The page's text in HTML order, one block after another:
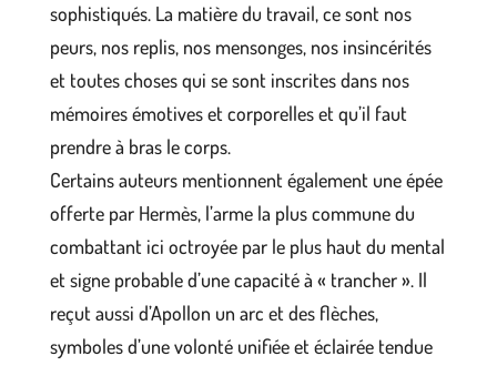
sophistiqués. La matière du travail, ce sont nos
peurs, nos replis, nos mensonges, nos insincérités
et toutes choses qui se sont inscrites dans nos
mémoires émotives et corporelles et qu’il faut
prendre à bras le corps.
Certains auteurs mentionnent également une épée
offerte par Hermès, l’arme la plus commune du
combattant ici octroyée par le plus haut du mental
et signe probable d’une capacité à « trancher ». Il
reçut aussi d’Apollon un arc et des flèches,
symboles d’une volonté unifiée et éclairée tendue